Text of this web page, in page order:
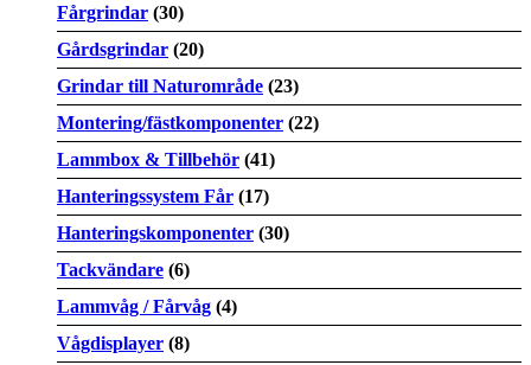
Fårgrindar (30)
Gårdsgrindar (20)
Grindar till Naturområde (23)
Montering/fästkomponenter (22)
Lammbox & Tillbehör (41)
Hanteringssystem Får (17)
Hanteringskomponenter (30)
Tackvändare (6)
Lammvåg / Fårvåg (4)
Vågdisplayer (8)